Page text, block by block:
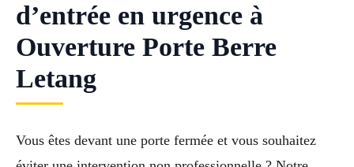
d’entrée en urgence à
Ouverture Porte Berre
Letang
Vous êtes devant une porte fermée et vous souhaitez